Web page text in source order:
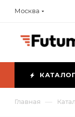
Москва
КАТАЛОГ
Главная —